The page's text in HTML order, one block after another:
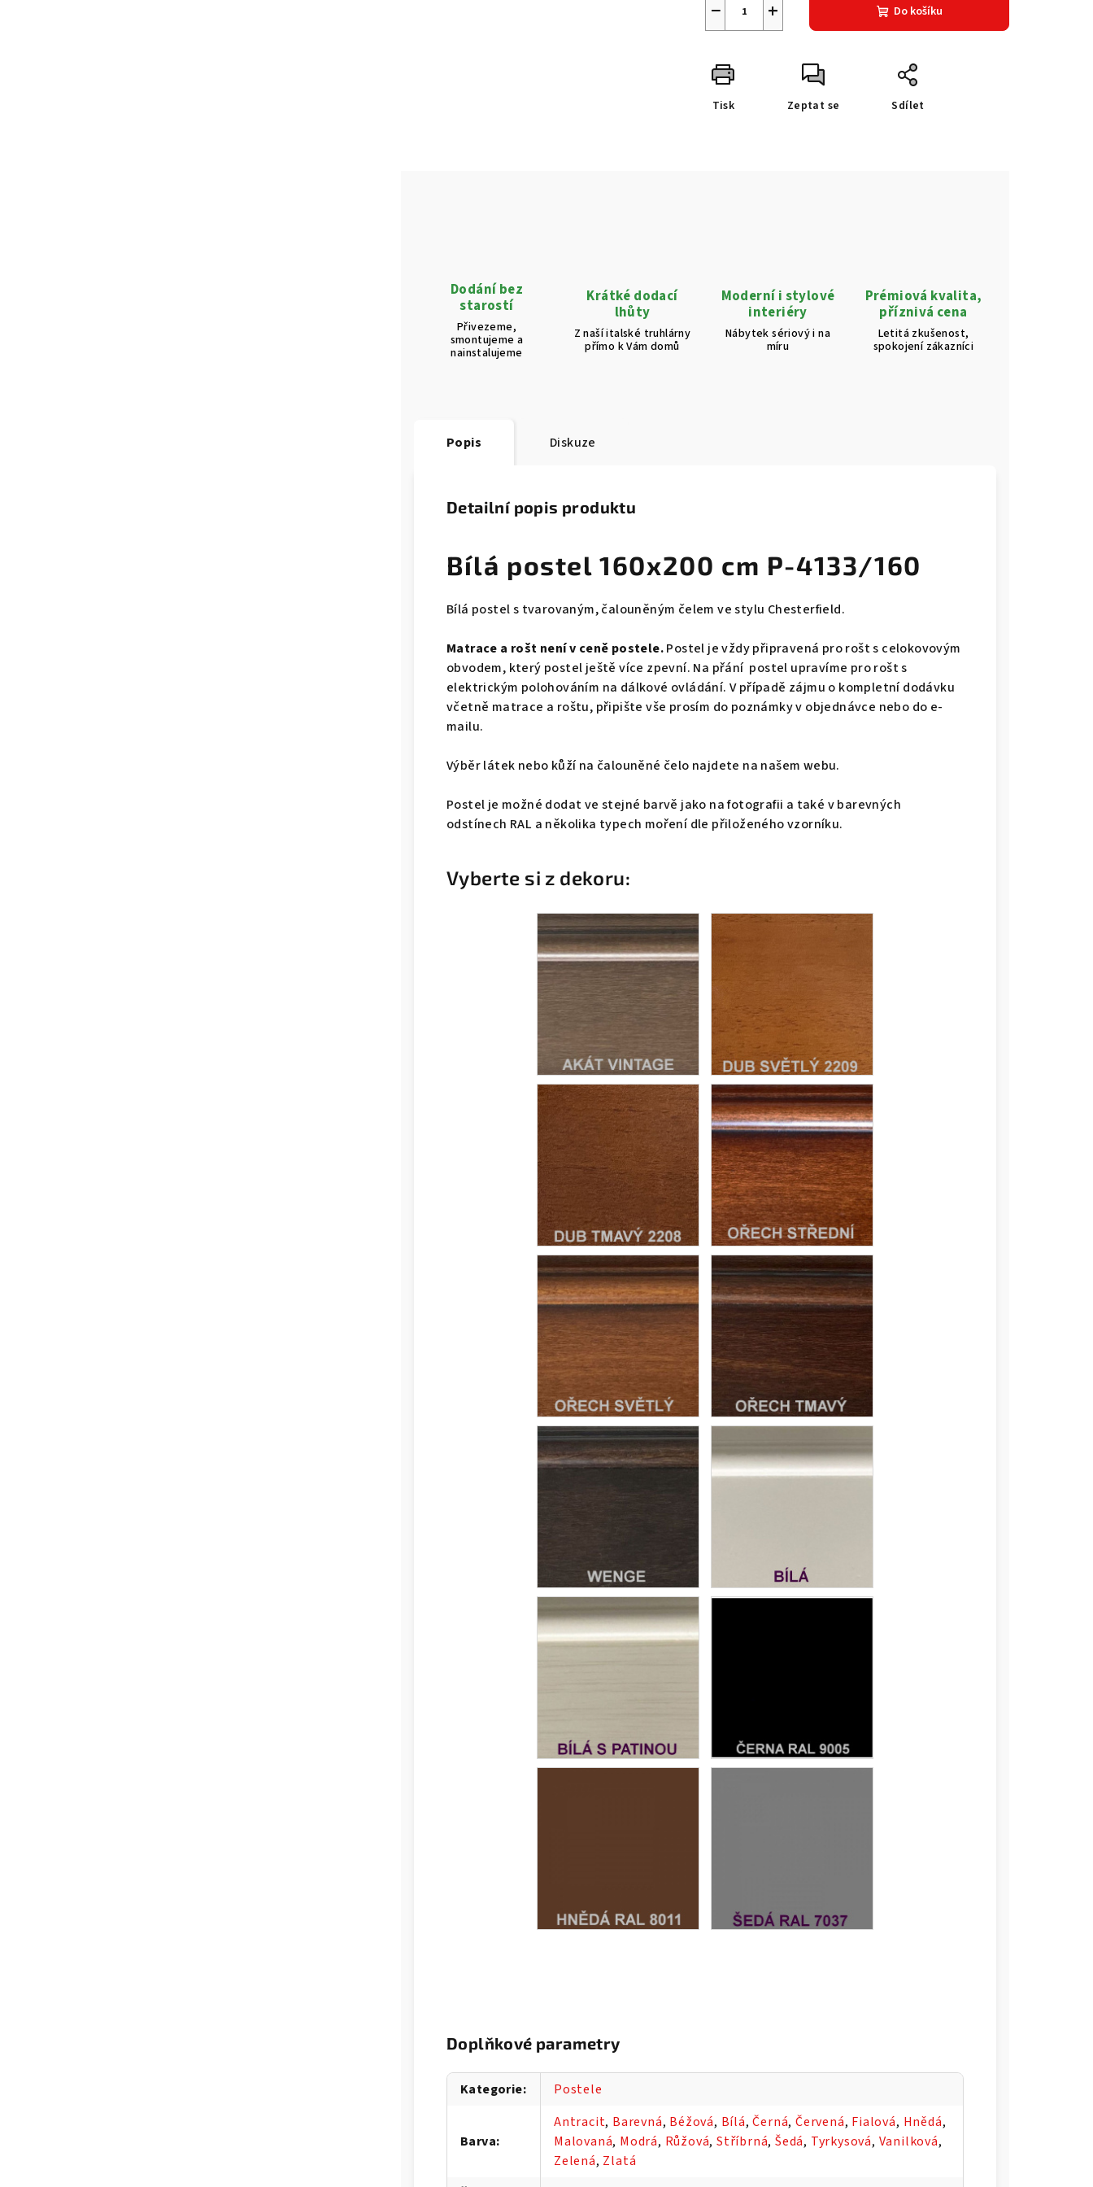
+
− Do košíku
Tisk Zeptat se Sdílet
Dodání bez
starostí
Přivezeme,
smontujeme a
nainstalujeme
Krátké dodací
lhůty
Z naší italské truhlárny
přímo k Vám domů
Moderní i stylové
interiéry
Nábytek sériový i na
míru
Prémiová kvalita,
příznivá cena
Letitá zkušenost,
spokojení zákazníci
Popis Diskuze
Detailní popis produktu
Bílá postel 160x200 cm P-4133/160
Bílá postel s tvarovaným, čalouněným čelem ve stylu Chesterfield.
Matrace a rošt není v ceně postele.Postel je vždy připravená pro rošt s celokovovým
obvodem, který postel ještě více zpevní. Na přání postel upravíme pro rošt s
elektrickým polohováním na dálkové ovládání. V případě zájmu o kompletní dodávku
včetně matrace a roštu, připište vše prosím do poznámky v objednávce nebo do e-
mailu.
Výběr látek nebo kůží na čalouněné čelo najdete na našem webu.
Postel je možné dodat ve stejné barvě jako na fotografii a také v barevných
odstínech RAL a několika typech moření dle přiloženého vzorníku.
Vyberte si z dekoru:
Doplňkové parametry
Kategorie: Postele
Barva:
Antracit, Barevná, Béžová, Bílá,Černá,Červená, Fialová, Hnědá,
Malovaná, Modrá, Růžová,Stříbrná,Šedá, Tyrkysová, Vanilková,
Zelená, Zlatá